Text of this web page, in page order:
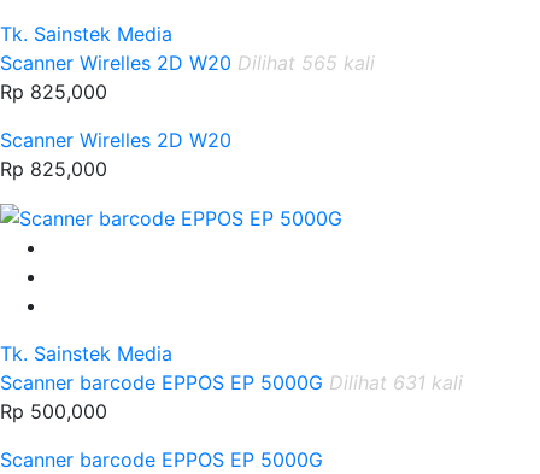
Tk. Sainstek Media
Scanner Wirelles 2D W20 Dilihat 565 kali
Rp 825,000
Scanner Wirelles 2D W20
Rp 825,000
Tk. Sainstek Media
Scanner barcode EPPOS EP 5000G Dilihat 631 kali
Rp 500,000
Scanner barcode EPPOS EP 5000G